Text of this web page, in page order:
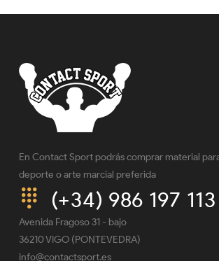
En Contact Sport podrás comprar material
deporte o arte marcial preferida
(+34) 986 197 113
Avenida Fragoso 31 - bajo
36210 VIGO (PONTEVEDRA)
info@contactsport.es